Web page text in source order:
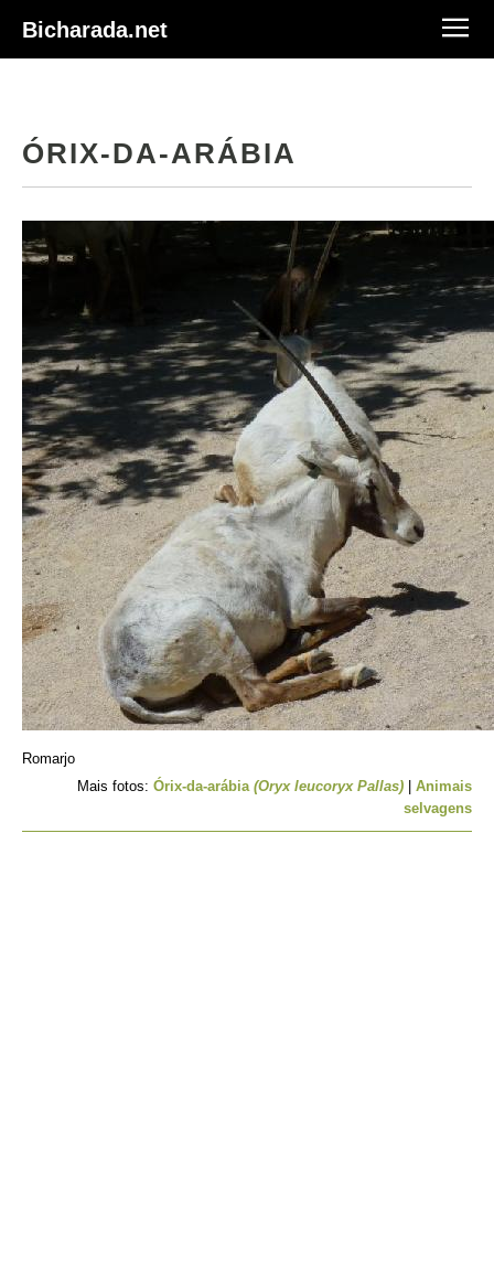
Bicharada.net
ÓRIX-DA-ARÁBIA
Romarjo
Mais fotos: Órix-da-arábia (Oryx leucoryx Pallas)
Animais
selvagens